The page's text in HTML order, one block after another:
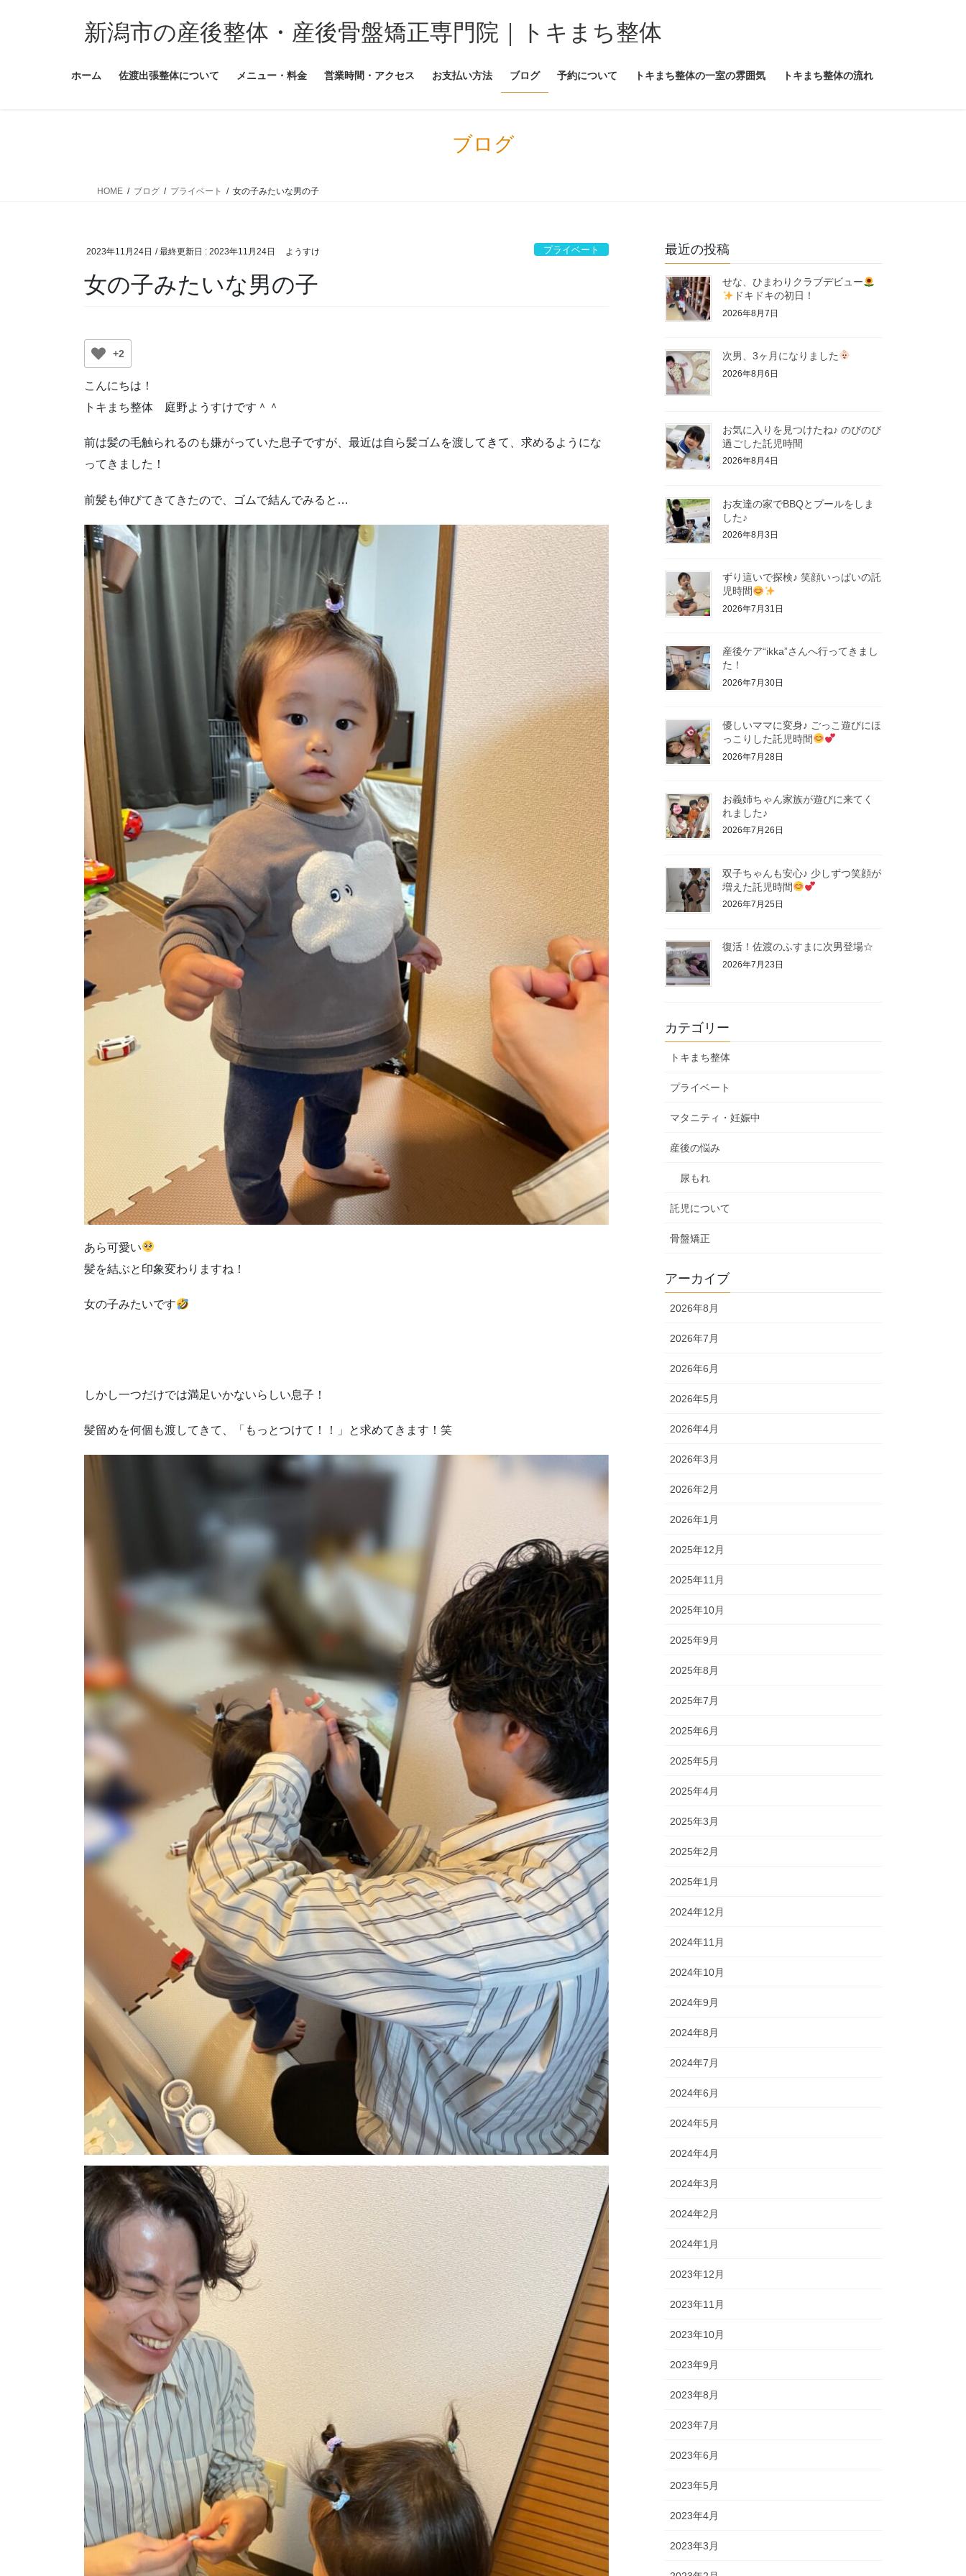
新潟市の産後整体・産後骨盤矯正専門院｜トキまち整体
ホーム 佐渡出張整体について メニュー・料金 営業時間・アクセス お支払い方法 ブログ 予約について トキまち整体の一室の雰囲気 トキまち整体の流れ
ブログ
HOME ブログ プライベート 女の子みたいな男の子
2023年11月24日 / 最終更新日 : 2023年11月24日 ようすけ プライベート
女の子みたいな男の子
+2
こんにちは！
トキまち整体 庭野ようすけです＾＾
前は髪の毛触られるのも嫌がっていた息子ですが、最近は自ら髪ゴムを渡してきて、求めるようにな
ってきました！
前髪も伸びてきてきたので、ゴムで結んでみると…
あら可愛い
髪を結ぶと印象変わりますね！
女の子みたいです
しかし一つだけでは満足いかないらしい息子！
髪留めを何個も渡してきて、「もっとつけて！！」と求めてきます！笑
最近の投稿
せな、ひまわりクラブデビュー
ドキドキの初日！
2026年8月7日
次男、3ヶ月になりました
2026年8月6日
お気に入りを見つけたね♪ のびのび
過ごした託児時間
2026年8月4日
お友達の家でBBQとプールをしま
した♪
2026年8月3日
ずり這いで探検♪ 笑顔いっぱいの託
児時間
2026年7月31日
産後ケア“ikka”さんへ行ってきまし
た！
2026年7月30日
優しいママに変身♪ ごっこ遊びにほ
っこりした託児時間
2026年7月28日
お義姉ちゃん家族が遊びに来てく
れました♪
2026年7月26日
双子ちゃんも安心♪ 少しずつ笑顔が
増えた託児時間
2026年7月25日
復活！佐渡のふすまに次男登場☆
2026年7月23日
カテゴリー
トキまち整体
プライベート
マタニティ・妊娠中
産後の悩み
尿もれ
託児について
骨盤矯正
アーカイブ
2026年8月
2026年7月
2026年6月
2026年5月
2026年4月
2026年3月
2026年2月
2026年1月
2025年12月
2025年11月
2025年10月
2025年9月
2025年8月
2025年7月
2025年6月
2025年5月
2025年4月
2025年3月
2025年2月
2025年1月
2024年12月
2024年11月
2024年10月
2024年9月
2024年8月
2024年7月
2024年6月
2024年5月
2024年4月
2024年3月
2024年2月
2024年1月
2023年12月
2023年11月
2023年10月
2023年9月
2023年8月
2023年7月
2023年6月
2023年5月
2023年4月
2023年3月